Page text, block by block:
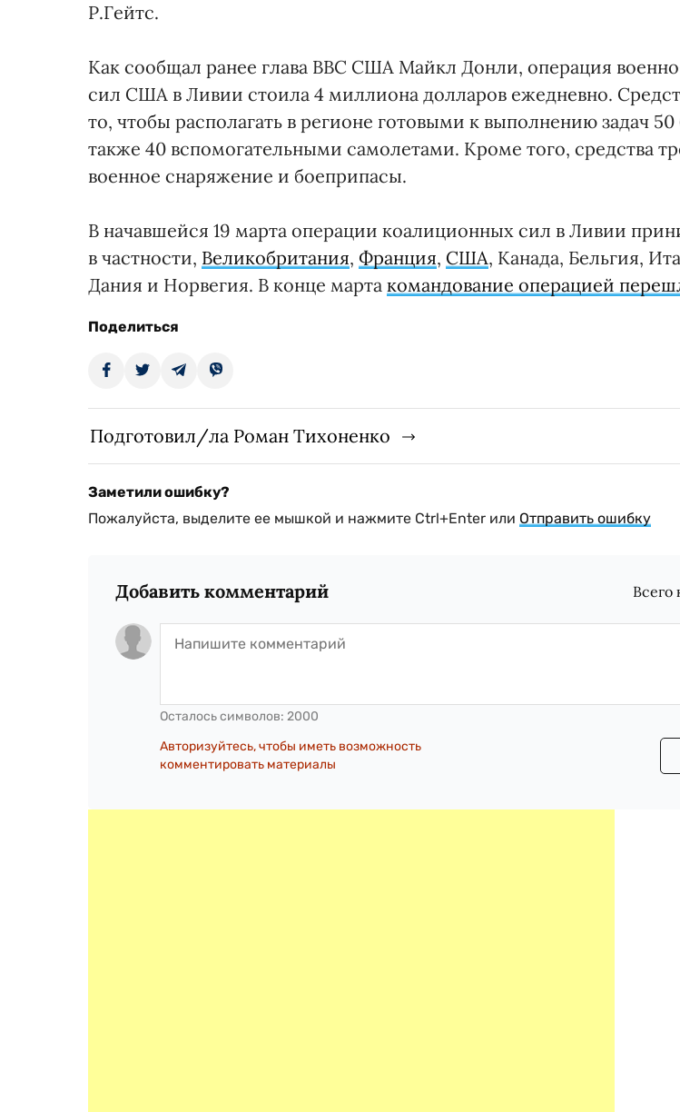
Р.Гейтс.
Как сообщал ранее глава ВВС США Майкл Донли, операция
сил США в Ливии стоила 4 миллиона долларов ежедневно.
то, чтобы располагать в регионе готовыми к выполнению задач
также 40 вспомогательными самолетами. Кроме того, средства
военное снаряжение и боеприпасы.
В начавшейся 19 марта операции коалиционных сил в Ливии
в частности, Великобритания, Франция, США, Канада, Бельгия,
Дания и Норвегия. В конце марта командование операцией
Поделиться
Подготовил/ла Роман Тихоненко
Заметили ошибку?
Пожалуйста, выделите ее мышкой и нажмите Ctrl+Enter или Отправить ошибку
Добавить комментарий Всего
Осталось символов: 2000
Авторизуйтесь, чтобы иметь возможность
комментировать материалы